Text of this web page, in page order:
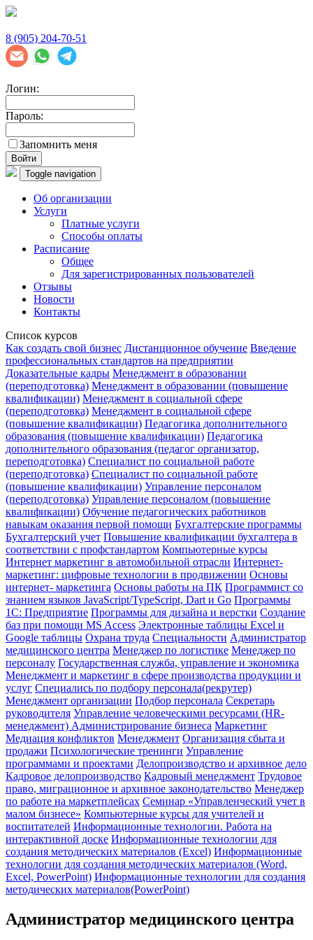
8 (905) 204-70-51
Логин:
Пароль:
Запомнить меня
Войти
Toggle navigation
Об организации
Услуги
Платные услуги
Способы оплаты
Расписание
Общее
Для зарегистрированных пользователей
Отзывы
Новости
Контакты
Список курсов
Как создать свой бизнес Дистанционное обучение Введение
профессиональных стандартов на предприятии
Доказательные кадры Менеджмент в образовании
(переподготовка) Менеджмент в образовании (повышение
квалификации) Менеджмент в социальной сфере
(переподготовка) Менеджмент в социальной сфере
(повышение квалификации) Педагогика дополнительного
образования (повышение квалификации) Педагогика
дополнительного образования (педагог организатор,
переподготовка) Специалист по социальной работе
(переподготовка) Специалист по социальной работе
(повышение квалификации) Управление персоналом
(переподготовка) Управление персоналом (повышение
квалификации) Обучение педагогических работников
навыкам оказания первой помощи Бухгалтерские программы
Бухгалтерский учет Повышение квалификации бухгалтера в
соответствии с профстандартом Компьютерные курсы
Интернет маркетинг в автомобильной отрасли Интернет-
маркетинг: цифровые технологии в продвижении Основы
интернет- маркетинга Основы работы на ПК Программист со
знанием языков JavaScript/TypeScript, Dart и Go Программы
1С: Предприятие Программы для дизайна и верстки Создание
баз при помощи MS Access Электронные таблицы Excel и
Google таблицы Охрана труда Специальности Администратор
медицинского центра Менеджер по логистике Менеджер по
персоналу Государственная служба, управление и экономика
Менеджмент и маркетинг в сфере производства продукции и
услуг Специались по подбору персонала(рекрутер)
Менеджмент организации Подбор персонала Секретарь
руководителя Управление человеческими ресурсами (HR-
менеджмент) Администрирование бизнеса Маркетинг
Медиация конфликтов Менеджмент Организация сбыта и
продажи Психологические тренинги Управление
программами и проектами Делопроизводство и архивное дело
Кадровое делопроизводство Кадровый менеджмент Трудовое
право, миграционное и архивное законодательство Менеджер
по работе на маркетплейсах Семинар «Управленческий учет в
малом бизнесе» Компьютерные курсы для учителей и
воспитателей Информационные технологии. Работа на
интерактивной доске Информационные технологии для
создания методических материалов (Excel) Информационные
технологии для создания методических материалов (Word,
Excel, PowerPoint) Информационные технологии для создания
методических материалов(PowerPoint)
Администратор медицинского центра